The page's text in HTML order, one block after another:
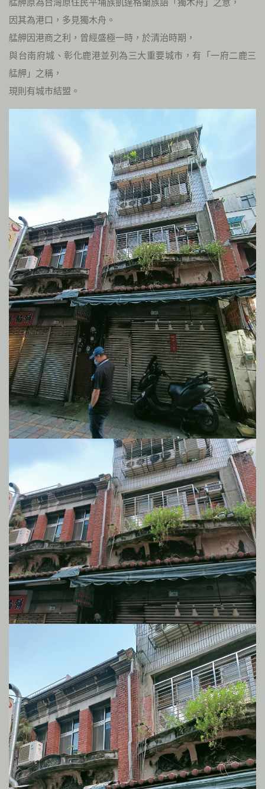
因其為港口，多見獨木舟。
艋舺因港商之利，曾經盛極一時，於清治時期，
與台南府城、彰化鹿港並列為三大重要城市，有「一府二鹿三
艋舺」之稱，
現則有城市結盟。